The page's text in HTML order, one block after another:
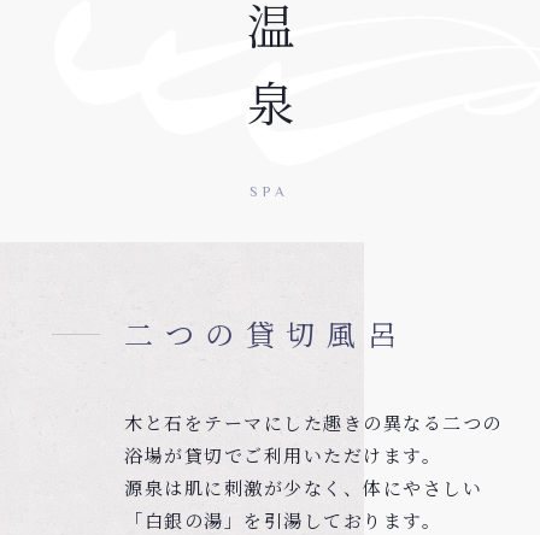
温泉
SPA
二つの貸切風呂
木と石をテーマにした趣きの異なる二つの
浴場が貸切でご利用いただけます。
源泉は肌に刺激が少なく、体にやさしい
「白銀の湯」を引湯しております。